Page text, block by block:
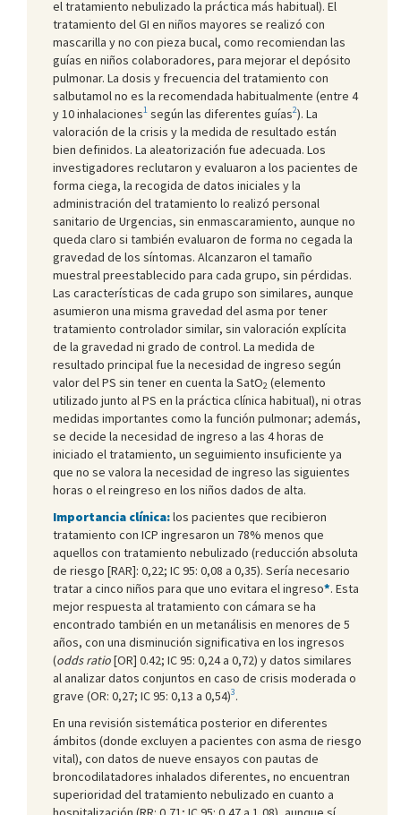
el tratamiento nebulizado la práctica más habitual). El
tratamiento del GI en niños mayores se realizó con
mascarilla y no con pieza bucal, como recomiendan las
guías en niños colaboradores, para mejorar el depósito
pulmonar. La dosis y frecuencia del tratamiento con
salbutamol no es la recomendada habitualmente (entre 4
y 10 inhalaciones1 según las diferentes guías2). La
valoración de la crisis y la medida de resultado están
bien definidos. La aleatorización fue adecuada. Los
investigadores reclutaron y evaluaron a los pacientes de
forma ciega, la recogida de datos iniciales y la
administración del tratamiento lo realizó personal
sanitario de Urgencias, sin enmascaramiento, aunque no
queda claro si también evaluaron de forma no cegada la
gravedad de los síntomas. Alcanzaron el tamaño
muestral preestablecido para cada grupo, sin pérdidas.
Las características de cada grupo son similares, aunque
asumieron una misma gravedad del asma por tener
tratamiento controlador similar, sin valoración explícita
de la gravedad ni grado de control. La medida de
resultado principal fue la necesidad de ingreso según
valor del PS sin tener en cuenta la SatO2 (elemento
utilizado junto al PS en la práctica clínica habitual), ni otras
medidas importantes como la función pulmonar; además,
se decide la necesidad de ingreso a las 4 horas de
iniciado el tratamiento, un seguimiento insuficiente ya
que no se valora la necesidad de ingreso las siguientes
horas o el reingreso en los niños dados de alta.
Importancia clínica:los pacientes que recibieron
tratamiento con ICP ingresaron un 78% menos que
aquellos con tratamiento nebulizado (reducción absoluta
de riesgo [RAR]: 0,22; IC 95: 0,08 a 0,35). Sería necesario
tratar a cinco niños para que uno evitara el ingreso*. Esta
mejor respuesta al tratamiento con cámara se ha
encontrado también en un metanálisis en menores de 5
años, con una disminución significativa en los ingresos
(odds ratio[OR] 0.42; IC 95: 0,24 a 0,72) y datos similares
al analizar datos conjuntos en caso de crisis moderada o
grave (OR: 0,27; IC 95: 0,13 a 0,54)3.
En una revisión sistemática posterior en diferentes
ámbitos (donde excluyen a pacientes con asma de riesgo
vital), con datos de nueve ensayos con pautas de
broncodilatadores inhalados diferentes, no encuentran
superioridad del tratamiento nebulizado en cuanto a